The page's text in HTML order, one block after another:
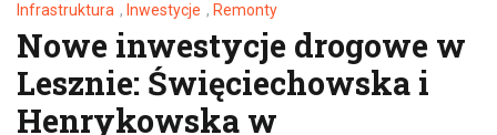
Infrastruktura , Inwestycje , Remonty
Nowe inwestycje drogowe w
Lesznie: Święciechowska i
Henrykowska w